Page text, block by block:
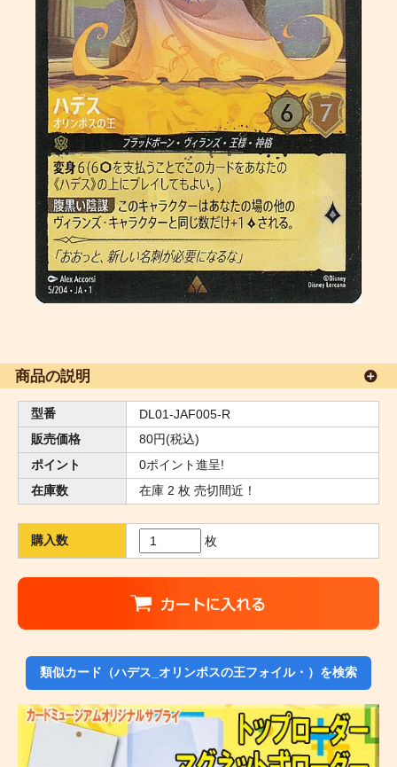
商品の説明
型番
DL01-JAF005-R
販売価格
80円(税込)
ポイント
0ポイント進呈!
在庫数
在庫 2 枚 売切間近！
購入数 枚
類似カード（ハデス_オリンポスの王フォイル・）を検索